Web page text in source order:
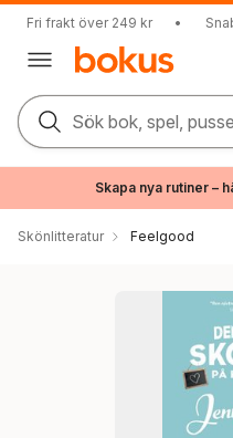
Fri frakt över 249 kr •
Sök bok, spel,
Skapa nya rutiner –
Skönlitteratur Feelgood